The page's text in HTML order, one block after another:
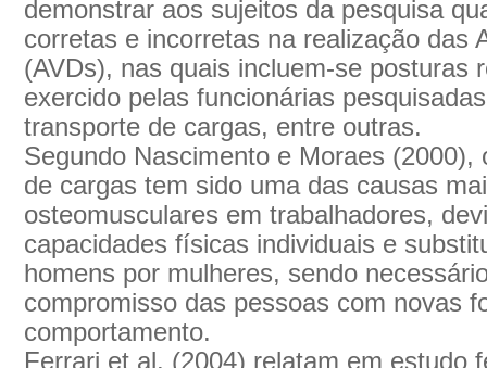
demonstrar aos sujeitos da pesquisa
corretas e incorretas na realização das
(AVDs), nas quais incluem-se posturas
exercido pelas funcionárias
transporte de cargas, entre outras.
Segundo Nascimento e Moraes
de cargas tem sido uma das causas
osteomusculares em trabalhadores,
capacidades físicas individuais e
homens por mulheres, sendo
compromisso das pessoas com novas
comportamento.
Ferrari et al. (2004) relatam em estudo